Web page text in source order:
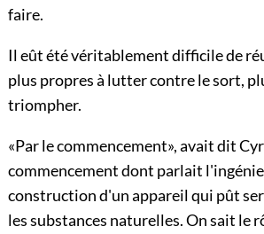
faire.
Il eût été véritablement difficile de
plus propres à lutter contre le sort,
triompher.
«Par le commencement», avait dit
commencement dont parlait
construction d'un appareil qui pût
les substances naturelles. On sait le